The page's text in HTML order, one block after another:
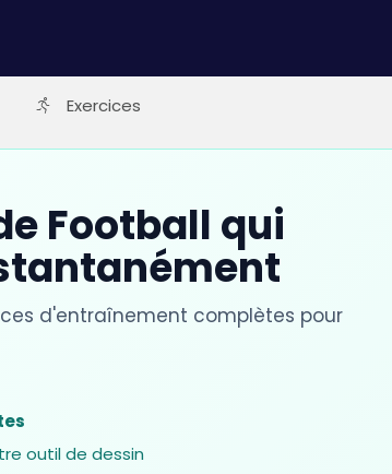
Exercices
Football qui
d'entraînement complètes pour
outil de dessin